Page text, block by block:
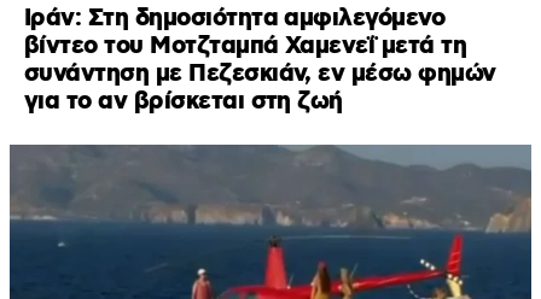
Ιράν: Στη δημοσιότητα αμφιλεγόμενο
βίντεο του Μοτζταμπά Χαμενεΐ μετά τη
συνάντηση με Πεζεσκιάν, εν μέσω φημών
για το αν βρίσκεται στη ζωή